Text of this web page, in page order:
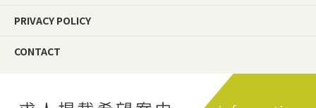
PRIVACY POLICY
CONTACT